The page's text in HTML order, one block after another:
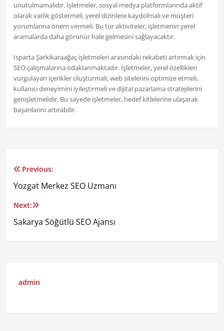
unutulmamalıdır. İşletmeler, sosyal medya platformlarında aktif
olarak varlık göstermeli, yerel dizinlere kaydolmalı ve müşteri
yorumlarına önem vermeli. Bu tür aktiviteler, işletmenin yerel
aramalarda daha görünür hale gelmesini sağlayacaktır.
Isparta Şarkikaraağaç işletmeleri arasındaki rekabeti artırmak için
SEO çalışmalarına odaklanmaktadır. İşletmeler, yerel özellikleri
vurgulayan içerikler oluşturmalı, web sitelerini optimize etmeli,
kullanıcı deneyimini iyileştirmeli ve dijital pazarlama stratejilerini
genişletmelidir. Bu sayede işletmeler, hedef kitlelerine ulaşarak
başarılarını artırabilir.
Yazı
gezinmesi
Previous:
Yozgat Merkez SEO Uzmanı
Next:
Sakarya Söğütlü SEO Ajansı
admin